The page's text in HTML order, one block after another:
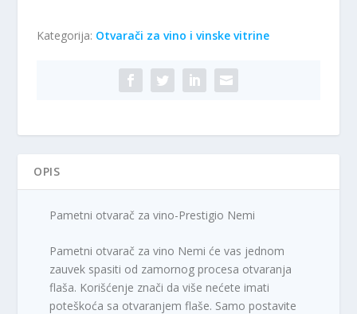
Kategorija: Otvarači za vino i vinske vitrine
OPIS
Pametni otvarač za vino-Prestigio Nemi
Pametni otvarač za vino Nemi će vas jednom
zauvek spasiti od zamornog procesa otvaranja
flaša. Korišćenje znači da više nećete imati
poteškoća sa otvaranjem flaše. Samo postavite